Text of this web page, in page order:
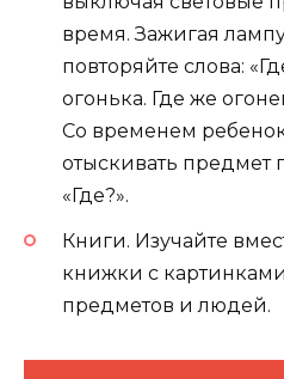
время. Зажигая
повторяйте слова:
огонька. Где же
Со временем
отыскивать
«Где?».
Книги. Изучайте
книжки с
предметов и людей.